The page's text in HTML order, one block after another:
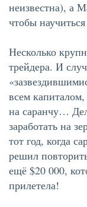
неизвестна), а
чтобы
Несколько
трейдера. И
всем
на саранчу…
заработать на
тот год, когда
решил
ещё $20 000,
прилетела!